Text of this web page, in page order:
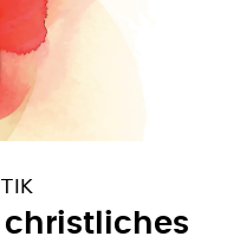
christliches